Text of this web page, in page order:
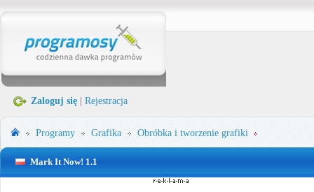
Zaloguj się Rejestracja
Programy Grafika Obróbka i tworzenie grafiki
Mark It Now! 1.1